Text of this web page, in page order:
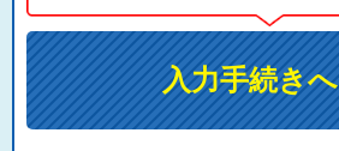
入力手続きへ